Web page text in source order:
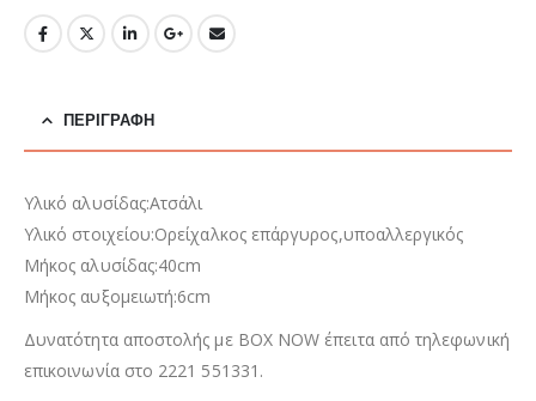
ΠΕΡΙΓΡΑΦΉ
Υλικό αλυσίδας:Ατσάλι
Υλικό στοιχείου:Ορείχαλκος επάργυρος,υποαλλεργικός
Μήκος αλυσίδας:40cm
Μήκος αυξομειωτή:6cm
Δυνατότητα αποστολής με BOX NOW έπειτα από τηλεφωνική
επικοινωνία στο 2221 551331.